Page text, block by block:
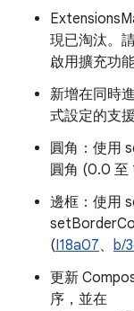
現已淘汰。
啟用擴充功
新增在同時
式設定的支
圓角：使用
圓角 (0.0 至
邊框：使用
(I18a07、 b/
更新
序，並在